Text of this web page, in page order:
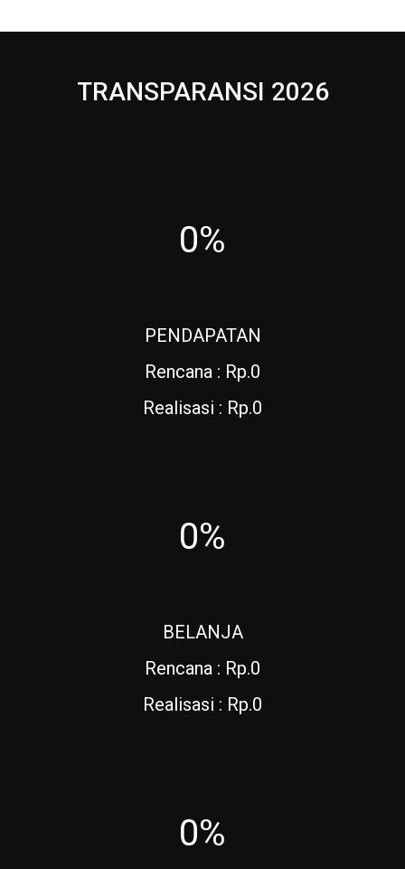
TRANSPARANSI 2026
0%
PENDAPATAN
Rencana : Rp.0
Realisasi : Rp.0
0%
BELANJA
Rencana : Rp.0
Realisasi : Rp.0
0%